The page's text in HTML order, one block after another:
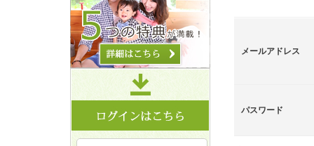
メールアドレス
パスワード